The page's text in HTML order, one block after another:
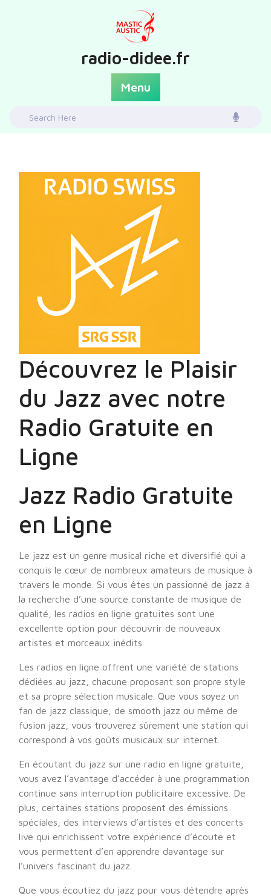
radio-didee.fr
Menu
Search
Découvrez le Plaisir
du Jazz avec notre
Radio Gratuite en
Ligne
Jazz Radio Gratuite
en Ligne
Le jazz est un genre musical riche et diversifié qui a
conquis le cœur de nombreux amateurs de musique à
travers le monde. Si vous êtes un passionné de jazz à
la recherche d’une source constante de musique de
qualité, les radios en ligne gratuites sont une
excellente option pour découvrir de nouveaux
artistes et morceaux inédits.
Les radios en ligne offrent une variété de stations
dédiées au jazz, chacune proposant son propre style
et sa propre sélection musicale. Que vous soyez un
fan de jazz classique, de smooth jazz ou même de
fusion jazz, vous trouverez sûrement une station qui
correspond à vos goûts musicaux sur internet.
En écoutant du jazz sur une radio en ligne gratuite,
vous avez l’avantage d’accéder à une programmation
continue sans interruption publicitaire excessive. De
plus, certaines stations proposent des émissions
spéciales, des interviews d’artistes et des concerts
live qui enrichissent votre expérience d’écoute et
vous permettent d’en apprendre davantage sur
l’univers fascinant du jazz.
Que vous écoutiez du jazz pour vous détendre après